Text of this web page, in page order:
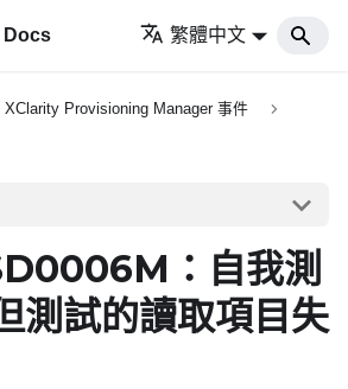
Docs 繁體中文
XClarity Provisioning Manager 事件
：自我測
測試的讀取項目失